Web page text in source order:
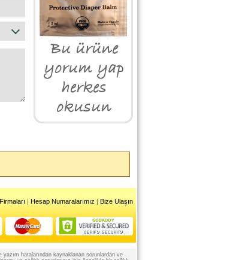
| Hesap Numaralarımız | Bize Ulaşın
yazım hatalarından kaynaklanan sorunlardan ve